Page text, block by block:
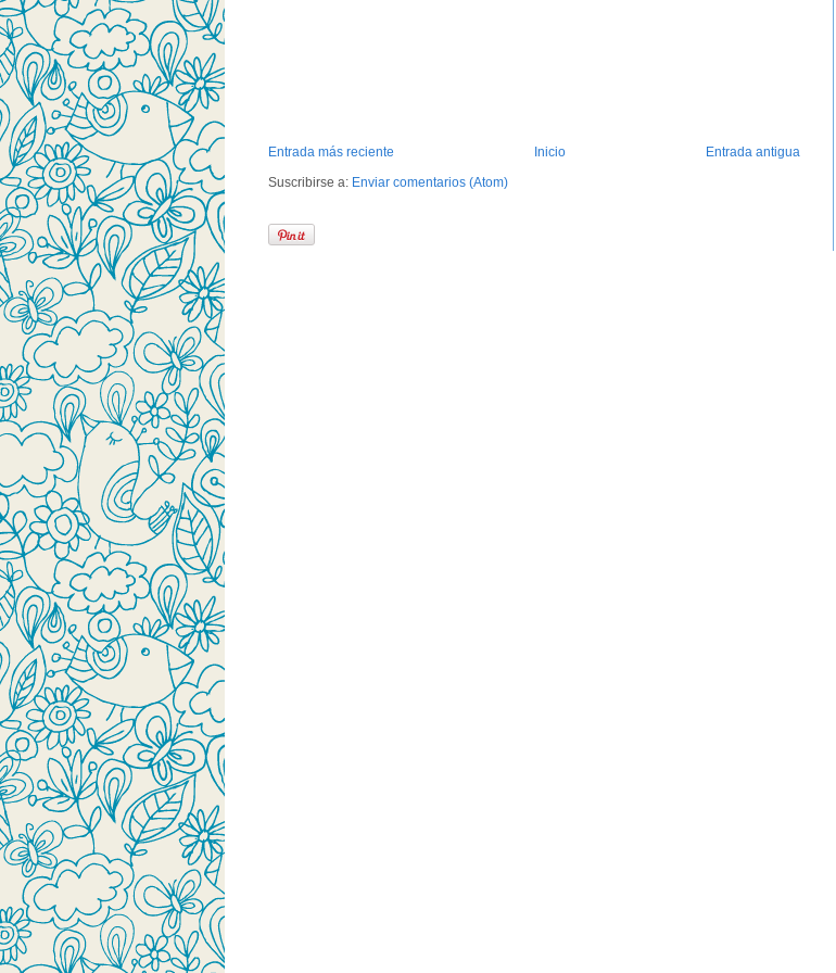
Entrada más reciente Entrada antigua
Inicio
Suscribirse a: Enviar comentarios (Atom)